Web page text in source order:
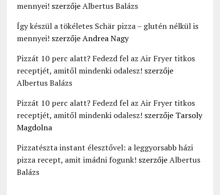
mennyei! szerzőjeAlbertus Balázs
Így készül a tökéletes Schär pizza – glutén nélkül is
mennyei! szerzőjeAndrea Nagy
Pizzát 10 perc alatt? Fedezd fel az Air Fryer titkos
receptjét, amitől mindenki odalesz! szerzője
Albertus Balázs
Pizzát 10 perc alatt? Fedezd fel az Air Fryer titkos
receptjét, amitől mindenki odalesz! szerzője Tarsoly
Magdolna
Pizzatészta instant élesztővel: a leggyorsabb házi
pizza recept, amit imádni fogunk! szerzőjeAlbertus
Balázs